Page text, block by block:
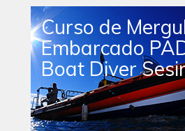
Curso de
Embarcado
Boat Diver